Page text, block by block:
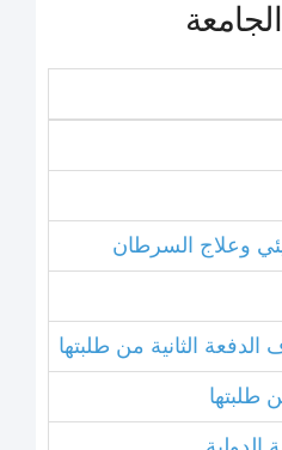
الجامعة
وعلاج السرطان
الثانية من طلبتها
طلبتها